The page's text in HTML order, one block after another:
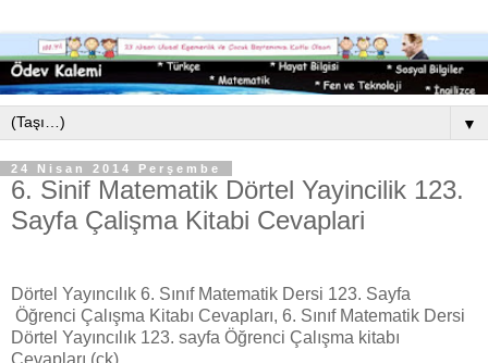
▼
24 Nisan 2014 Perşembe
6. Sinif Matematik Dörtel Yayincilik 123.
Sayfa Çalişma Kitabi Cevaplari
Dörtel Yayıncılık 6. Sınıf Matematik Dersi 123. Sayfa
Öğrenci Çalışma Kitabı Cevapları, 6. Sınıf Matematik Dersi
Dörtel Yayıncılık 123. sayfa Öğrenci Çalışma kitabı
Cevapları (çk)